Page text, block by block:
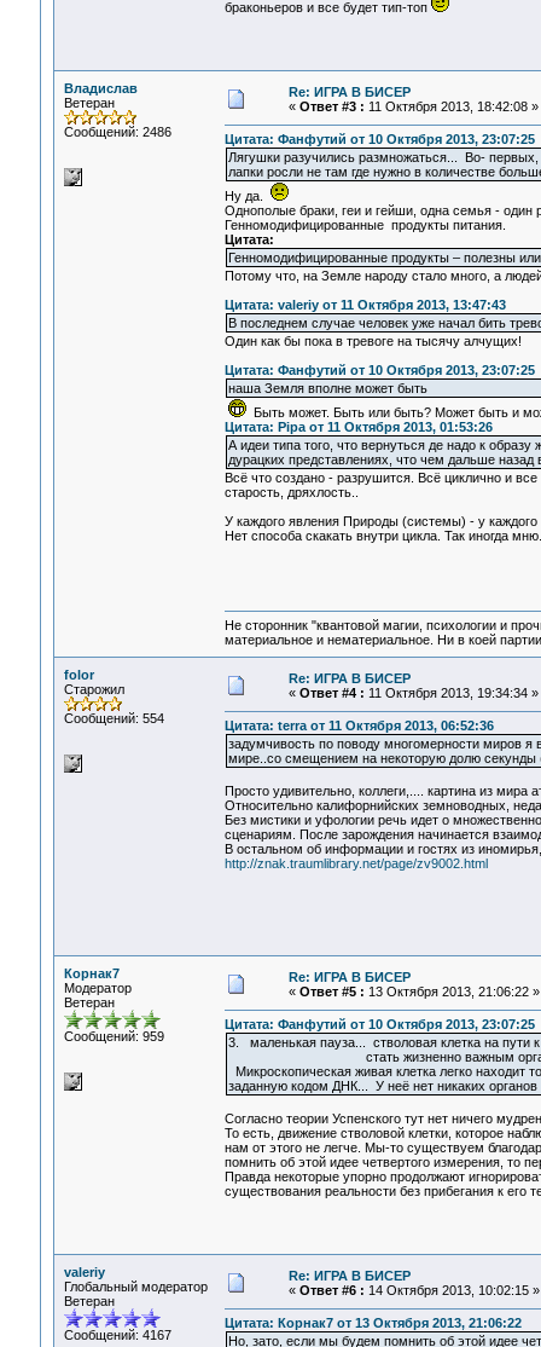
браконьеров и все будет тип-топ
Владислав
Ветеран
Сообщений: 2486
Re: ИГРА В БИСЕР
« Ответ #3 : 11 Октября 2013, 18:42:08 »
Цитата: Фанфутий от 10 Октября 2013, 23:07:25
Лягушки разучились размножаться... Во-
лапки росли не там где нужно в количестве
Ну да.
Однополые браки, геи и гейши, одна семья - один
Генномодифицированные продукты питания.
Цитата:
Генномодифицированные продукты – полезны
Потому что, на Земле народу стало много, а
Цитата: valeriy от 11 Октября 2013, 13:47:43
В последнем случае человек уже начал бить
Один как бы пока в тревоге на тысячу алчущих!
Цитата: Фанфутий от 10 Октября 2013, 23:07:25
наша Земля вполне может быть
Быть может. Быть или быть? Может быть и
Цитата: Pipa от 11 Октября 2013, 01:53:26
А идеи типа того, что вернуться де надо к
дурацких представлениях, что чем дальше
Всё что создано - разрушится. Всё циклично и
старость, дряхлость..
У каждого явления Природы (системы) - у
Нет способа скакать внутри цикла. Так иногда
Не сторонник "квантовой магии, психологии и
материальное и нематериальное. Ни в коей
folor
Старожил
Сообщений: 554
Re: ИГРА В БИСЕР
« Ответ #4 : 11 Октября 2013, 19:34:34 »
Цитата: terra от 11 Октября 2013, 06:52:36
задумчивость по поводу многомерности миров
мире..со смещением на некоторую долю секунды
Просто удивительно, коллеги,.... картина из мира
Относительно калифорнийских земноводных,
Без мистики и уфологии речь идет о
сценариям. После зарождения начинается
В остальном об информации и гостях из
http://znak.traumlibrary.net/page/zv9002.html
Корнак7
Модератор
Ветеран
Сообщений: 959
Re: ИГРА В БИСЕР
« Ответ #5 : 13 Октября 2013, 21:06:22 »
Цитата: Фанфутий от 10 Октября 2013, 23:07:25
3. маленькая пауза... стволовая клетка на пути
стать жизненно важным
Микроскопическая живая клетка легко
заданную кодом ДНК... У неё нет никаких
Согласно теории Успенского тут нет ничего
То есть, движение стволовой клетки, которое
нам от этого не легче. Мы-то существуем
помнить об этой идее четвертого измерения, то
Правда некоторые упорно продолжают
существования реальности без прибегания к его
valeriy
Глобальный модератор
Ветеран
Сообщений: 4167
Re: ИГРА В БИСЕР
« Ответ #6 : 14 Октября 2013, 10:02:15 »
Цитата: Корнак7 от 13 Октября 2013, 21:06:22
Но, зато, если мы будем помнить об этой идее